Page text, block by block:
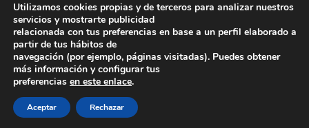
Aviso legal
Política de privacidad
Política de Cookies
Erroresclima 2019-220
Utilizamos cookies propias y de terceros para analizar nuestros
servicios y mostrarte publicidad
relacionada con tus preferencias en base a un perfil elaborado a
partir de tus hábitos de
navegación (por ejemplo, páginas visitadas). Puedes obtener
más información y configurar tus
preferencias en este enlace.
Aceptar Rechazar